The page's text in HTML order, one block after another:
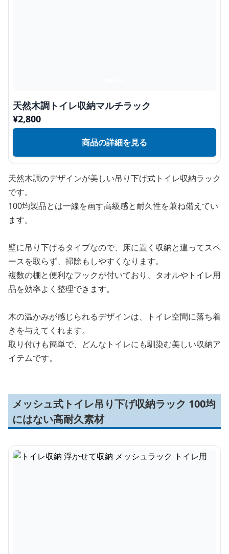
天然木調トイレ収納マルチラック
¥2,800
商品の詳細を見る
天然木調のデザインが美しい吊り下げ式トイレ収納ラック
です。
100均製品とは一線を画す高級感と耐久性を兼ね備えてい
ます。
壁に吊り下げるタイプなので、床に置く収納と違ってスペ
ースを取らず、掃除もしやすくなります。
複数の棚と便利なフックが付いており、タオルやトイレ用
品を効率よく整理できます。
木の温かみが感じられるデザインは、トイレ空間に落ち着
きを与えてくれます。
取り付けも簡単で、どんなトイレにも馴染む美しい収納ア
イテムです。
メッシュ式トイレ吊り下げ収納ラック 100均
にはない高耐久素材